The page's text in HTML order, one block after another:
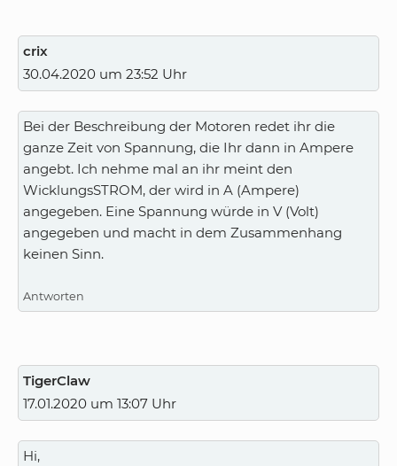
crix
30.04.2020 um 23:52 Uhr
Bei der Beschreibung der Motoren redet ihr die
ganze Zeit von Spannung, die Ihr dann in Ampere
angebt. Ich nehme mal an ihr meint den
WicklungsSTROM, der wird in A (Ampere)
angegeben. Eine Spannung würde in V (Volt)
angegeben und macht in dem Zusammenhang
keinen Sinn.
Antworten
TigerClaw
17.01.2020 um 13:07 Uhr
Hi,